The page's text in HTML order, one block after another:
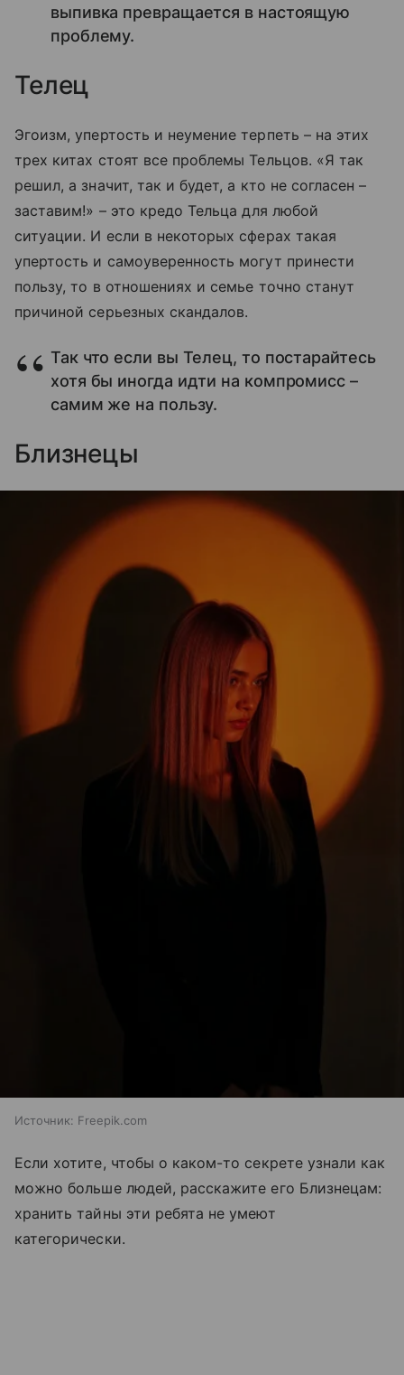
выпивка превращается в настоящую
проблему.
Телец
Эгоизм, упертость и неумение терпеть – на этих
трех китах стоят все проблемы Тельцов. «Я так
решил, а значит, так и будет, а кто не согласен –
заставим!» –это кредо Тельца для любой
ситуации. И если в некоторых сферах такая
упертость и самоуверенность могут принести
пользу, то в отношениях и семье точно станут
причиной серьезных скандалов.
Так что если вы Телец, то постарайтесь
хотя бы иногда идти на компромисс –
самим же на пользу.
Близнецы
Источник: Freepik.com
Если хотите, чтобы о каком-то секрете узнали как
можно больше людей, расскажите его Близнецам:
хранить тайны эти ребята не умеют
категорически.